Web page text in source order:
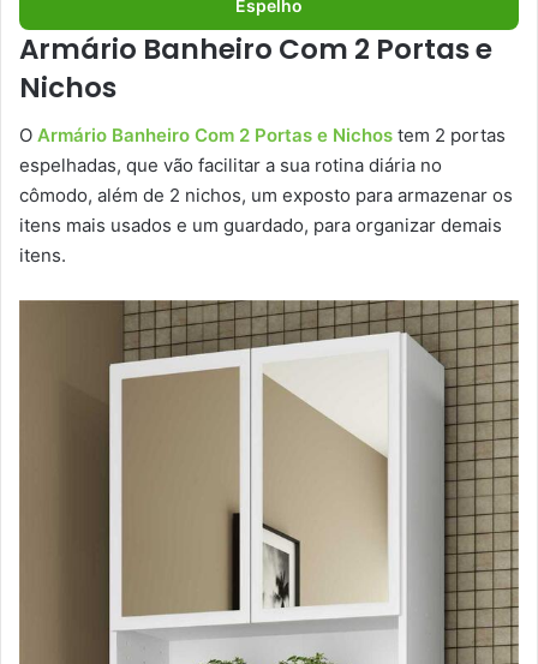
Espelho
Armário Banheiro Com 2 Portas e
Nichos
O Armário Banheiro Com 2 Portas e Nichos tem 2 portas
espelhadas, que vão facilitar a sua rotina diária no
cômodo, além de 2 nichos, um exposto para armazenar os
itens mais usados e um guardado, para organizar demais
itens.